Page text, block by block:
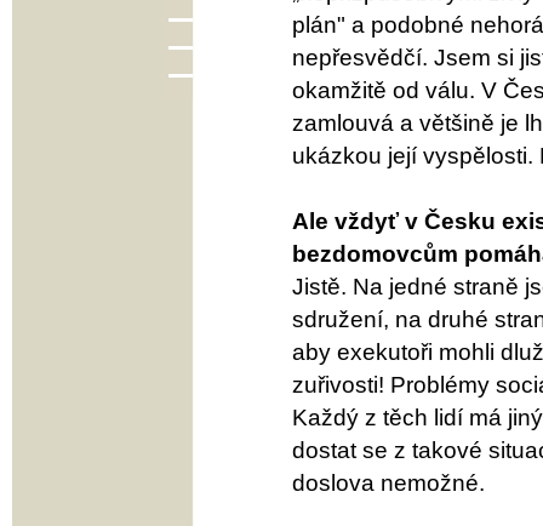
plán" a podobné
nepřesvědčí. Jsem si
okamžitě od válu. V
zamlouvá a většině je
ukázkou její vyspělosti.
Ale vždyť v Česku
bezdomovcům
Jistě. Na jedné straně
sdružení, na druhé
aby exekutoři mohli
zuřivosti! Problémy
Každý z těch lidí má
dostat se z takové
doslova nemožné.